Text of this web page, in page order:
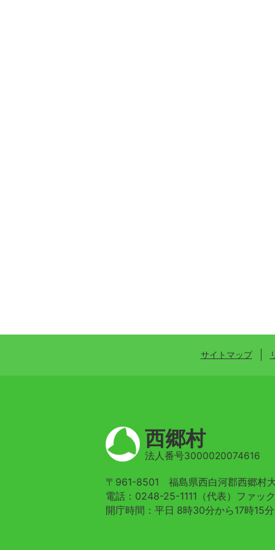
サイトマップ
西郷村
法人番号3000020074616
〒961-8501 福島県西白河郡西郷村
電話：0248-25-1111（代表）ファッ
開庁時間：平日 8時30分から17時15